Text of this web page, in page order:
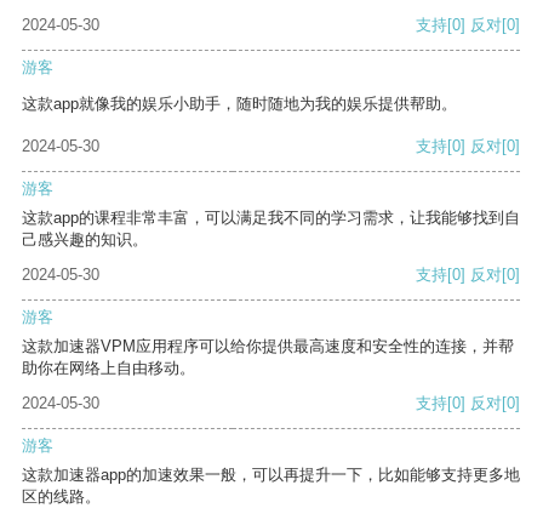
2024-05-30 支持[0] 反对[0]
游客
这款app就像我的娱乐小助手，随时随地为我的娱乐提供帮助。
2024-05-30 支持[0] 反对[0]
游客
这款app的课程非常丰富，可以满足我不同的学习需求，让我能够找到自
己感兴趣的知识。
2024-05-30
支持[0] 反对[0]
游客
这款加速器VPM应用程序可以给你提供最高速度和安全性的连接，并帮
助你在网络上自由移动。
2024-05-30
支持[0] 反对[0]
游客
这款加速器app的加速效果一般，可以再提升一下，比如能够支持更多地
区的线路。